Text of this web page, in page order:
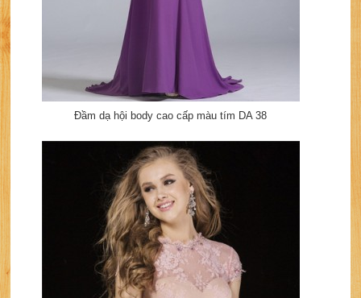
Đầm dạ hội body cao cấp màu tím DA 38